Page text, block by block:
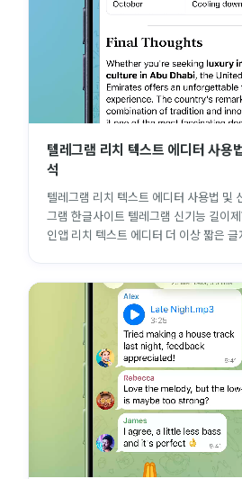
텔레그램 리치 텍스트 에디터 사용
석
텔레그램 리치 텍스트 에디터 사용법 및
그램 한글사이트 텔레그램 신기능 길이
인앱 리치 텍스트 에디터 더 이상 짧은